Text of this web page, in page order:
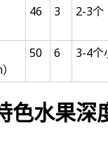
46 3 2-3个
50 6 3-4个
色水果深